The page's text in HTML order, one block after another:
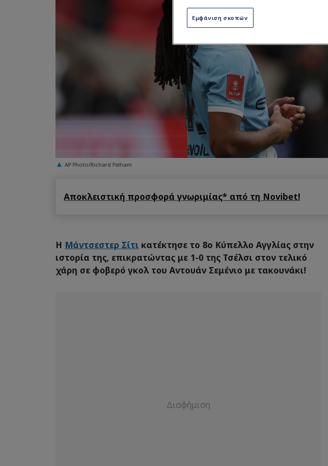
AP Photo/Richard Pelham
Αποκλειστική προσφορά γνωριμίας* από τη Novibet!
Η Μάντσεστερ Σίτι κατέκτησε το 8ο Κύπελλο Αγγλίας στην
ιστορία της, επικρατώντας με 1-0 της Τσέλσι στον τελικό
χάρη σε φοβερό γκολ του Αντουάν Σεμένιο με τακουνάκι!
Εμφάνιση σκοπών